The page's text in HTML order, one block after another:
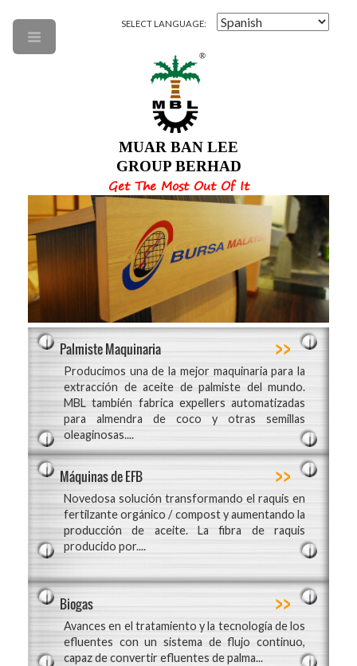
SELECT LANGUAGE:
MUAR BAN LEE
GROUP BERHAD
Get The Most Out Of It
Palmiste Maquinaria >>
Producimos una de la mejor maquinaria para la
extracción de aceite de palmiste del mundo.
MBL también fabrica expellers automatizadas
para almendra de coco y otras semillas
oleaginosas....
Máquinas de EFB >>
Novedosa solución transformando el raquis en
fertilzante orgánico / compost y aumentando la
producción de aceite. La fibra de raquis
producido por....
Biogas >>
Avances en el tratamiento y la tecnología de los
efluentes con un sistema de flujo continuo,
capaz de convertir efluentes de palma...